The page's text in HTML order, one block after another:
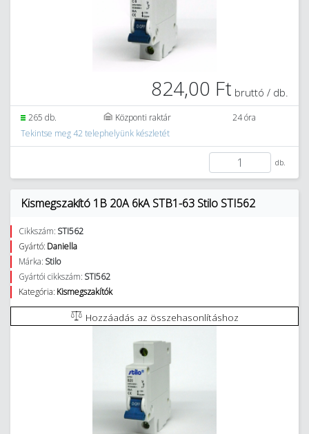
824,00 Ft bruttó / db.
265 db. Központi raktár
24 óra
Tekintse meg 42 telephelyünk készletét
db.
Kismegszakító 1B 20A 6kA STB1-63 Stilo STI562
Cikkszám: STI562
Gyártó: Daniella
Márka: Stilo
Gyártói cikkszám: STI562
Kategória: Kismegszakítók
Hozzáadás az összehasonlításhoz